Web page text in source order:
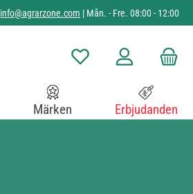
info@agrarzone.com | Mån. - Fre. 08:00 - 12:00
Du har 0 objekt i
Märken Erbjudanden